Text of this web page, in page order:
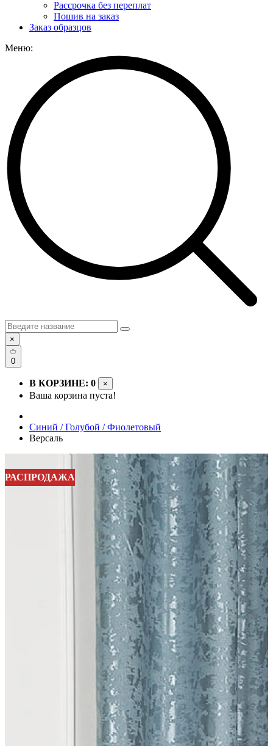
Рассрочка без переплат
Пошив на заказ
Заказ образцов
Меню:
×
0
В КОРЗИНЕ: 0 ×
Ваша корзина пуста!
Синий / Голубой / Фиолетовый
Версаль
РАСПРОДАЖА